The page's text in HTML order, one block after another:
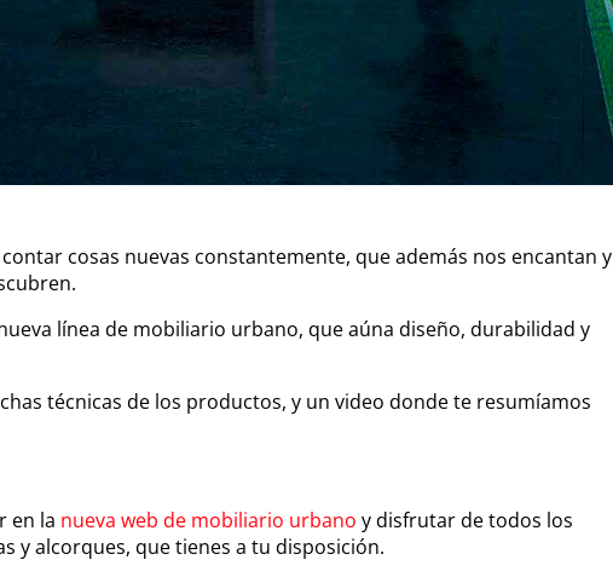
cosas nuevas constantemente, que además nos encantan y
línea de mobiliario urbano, que aúna diseño, durabilidad y
técnicas de los productos, y un video donde te resumíamos
en la nueva web de mobiliario urbano y disfrutar de todos los
y alcorques, que tienes a tu disposición.